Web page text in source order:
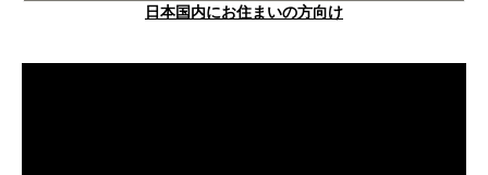
日本国内にお住まいの方向け